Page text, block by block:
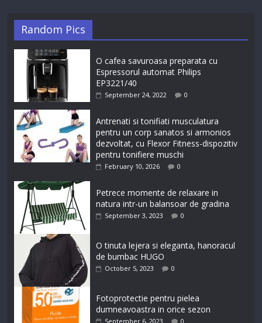
Random Pics
O cafea savuroasa preparata cu
Espressorul automat Philips
EP3221/40
September 24, 2022 0
Antrenati si tonifiati musculatura
pentru un corp sanatos si armonios
dezvoltat, cu Flexor Fitness-dispozitiv
pentru tonifiere muschi
February 10, 2026 0
Petrece momente de relaxare in
natura intr-un balansoar de gradina
September 3, 2023 0
O tinuta lejera si eleganta, hanoracul
de bumbac HUGO
October 5, 2023 0
Fotoprotectie pentru pielea
dumneavoastra in orice sezon
September 6, 2023 0